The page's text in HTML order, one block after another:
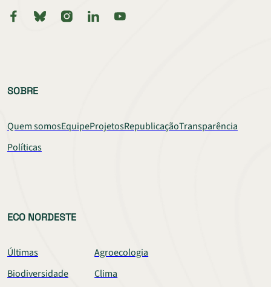
SOBRE
Quem somosEquipeProjetosRepublicaçãoTransparência
Políticas
ECO NORDESTE
Últimas
Agroecologia
Biodiversidade
Clima